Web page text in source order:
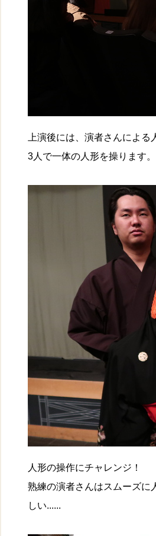
上演後には、演者さんによる
3人で一体の人形を操ります。
人形の操作にチャレンジ！
熟練の演者さんはスムーズに
しい......